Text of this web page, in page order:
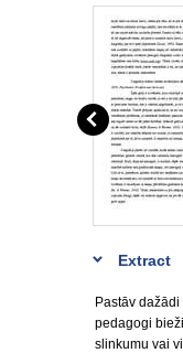
Extract
Pastāv
pedagogi
slinkumu vai